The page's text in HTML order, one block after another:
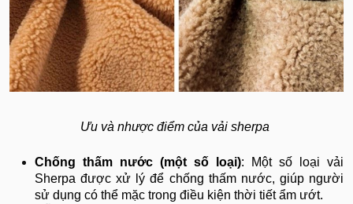
​​​​​​​Ưu và nhược điểm của vải sherpa
Chống thấm nước (một số loại): Một số loại vải
Sherpa được xử lý để chống thấm nước, giúp người
sử dụng có thể mặc trong điều kiện thời tiết ẩm ướt.